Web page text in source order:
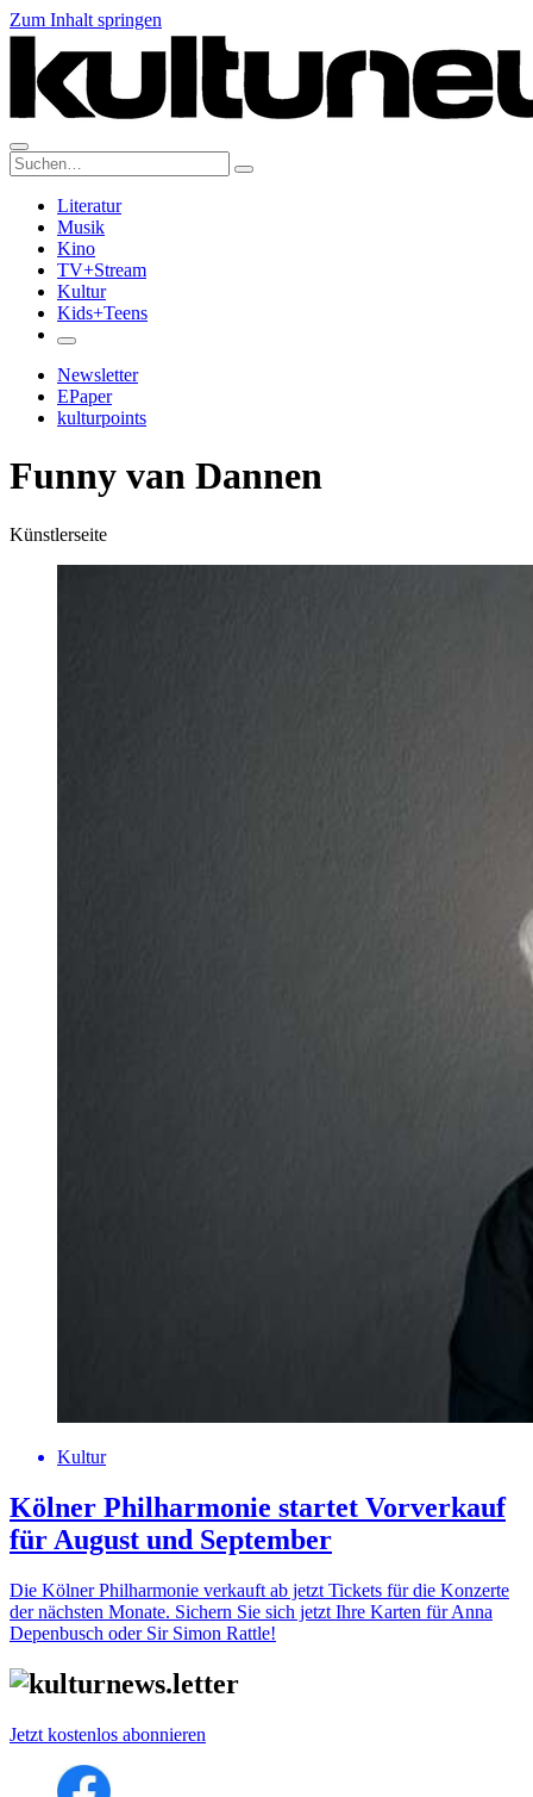
Zum Inhalt springen
Suche:
Literatur
Musik
Kino
TV+Stream
Kultur
Kids+Teens
Newsletter
EPaper
kulturpoints
Funny van Dannen
Künstlerseite
Kultur
Kölner Philharmonie startet Vorverkauf
für August und September
Die Kölner Philharmonie verkauft ab jetzt Tickets für die Konzerte
der nächsten Monate. Sichern Sie sich jetzt Ihre Karten für Anna
Depenbusch oder Sir Simon Rattle!
Jetzt kostenlos abonnieren